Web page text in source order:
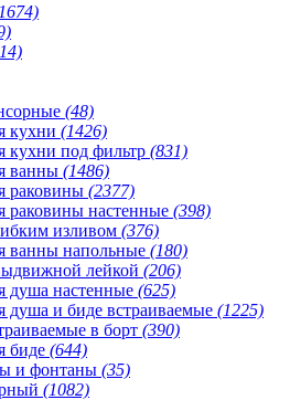
(48)
кухни (1426)
кухни под фильтр (831)
ванны (1486)
раковины (2377)
раковины настенные (398)
изливом (376)
ванны напольные (180)
лейкой (206)
душа настенные (625)
душа и биде встраиваемые (1225)
в борт (390)
биде (644)
и фонтаны (35)
(1082)